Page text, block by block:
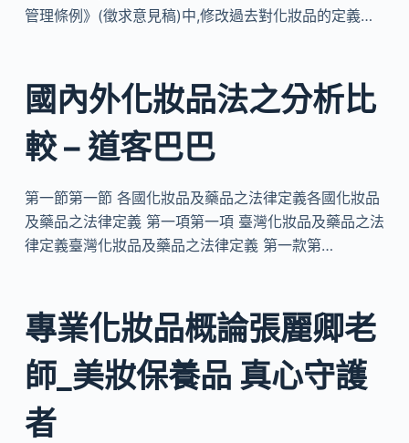
管理條例》(徵求意見稿)中,修改過去對化妝品的定義…
國內外化妝品法之分析比
較 – 道客巴巴
第一節第一節 各國化妝品及藥品之法律定義各國化妝品
及藥品之法律定義 第一項第一項 臺灣化妝品及藥品之法
律定義臺灣化妝品及藥品之法律定義 第一款第…
專業化妝品概論張麗卿老
師_美妝保養品 真心守護
者